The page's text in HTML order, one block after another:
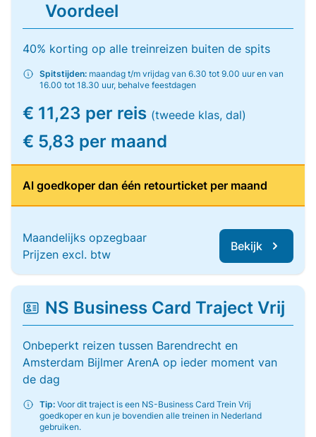
Voordeel
40% korting op alle treinreizen buiten de spits
Spitstijden: maandag t/m vrijdag van 6.30 tot 9.00 uur en van
16.00 tot 18.30 uur, behalve feestdagen
€ 11,23 per reis (tweede klas, dal)
€ 5,83 per maand
Al goedkoper dan één retourticket per maand
Maandelijks opzegbaar
Prijzen excl. btw
Bekijk
NS Business Card Traject Vrij
Onbeperkt reizen tussen Barendrecht en
Amsterdam Bijlmer ArenA op ieder moment van
de dag
Tip: Voor dit traject is een NS-Business Card Trein Vrij
goedkoper en kun je bovendien alle treinen in Nederland
gebruiken.